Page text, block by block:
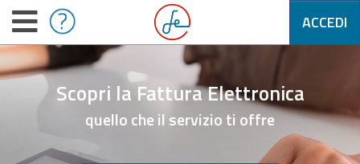
ACCEDI
Scopri la Fattura Elettronica
quello che il servizio ti offre